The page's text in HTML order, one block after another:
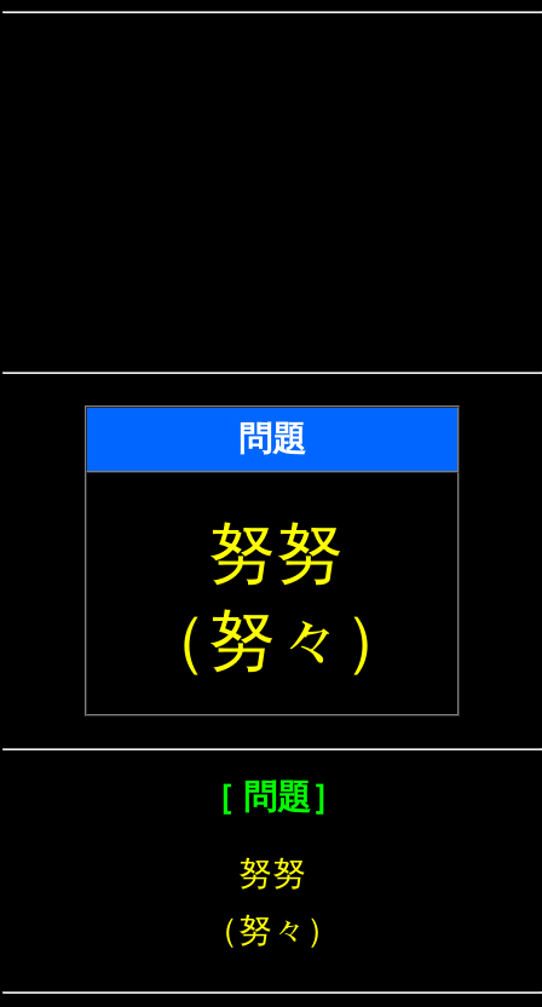
問題
努努
（努々）
［ 問題］
努努
（努々）